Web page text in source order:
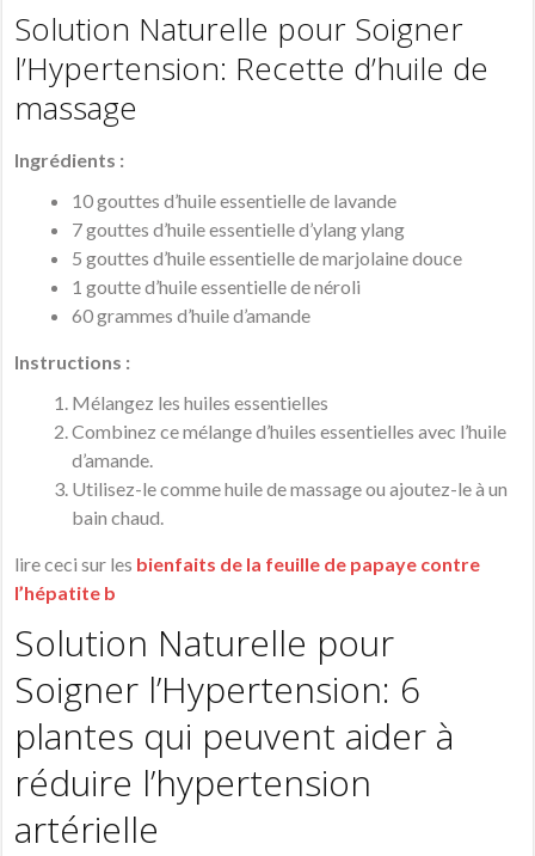
Solution Naturelle pour Soigner
l’Hypertension: Recette d’huile de
massage
Ingrédients :
10 gouttes d’huile essentielle de lavande
7 gouttes d’huile essentielle d’ylang ylang
5 gouttes d’huile essentielle de marjolaine douce
1 goutte d’huile essentielle de néroli
60 grammes d’huile d’amande
Instructions :
Mélangez les huiles essentielles
Combinez ce mélange d’huiles essentielles avec l’huile
d’amande.
Utilisez-le comme huile de massage ou ajoutez-le à un
bain chaud.
lire ceci sur les bienfaits de la feuille de papaye contre
l’hépatite b
Solution Naturelle pour
Soigner l’Hypertension: 6
plantes qui peuvent aider à
réduire l’hypertension
artérielle